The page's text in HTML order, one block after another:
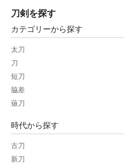
刀剣を探す
カテゴリーから探す
太刀
刀
短刀
脇差
薙刀
時代から探す
古刀
新刀